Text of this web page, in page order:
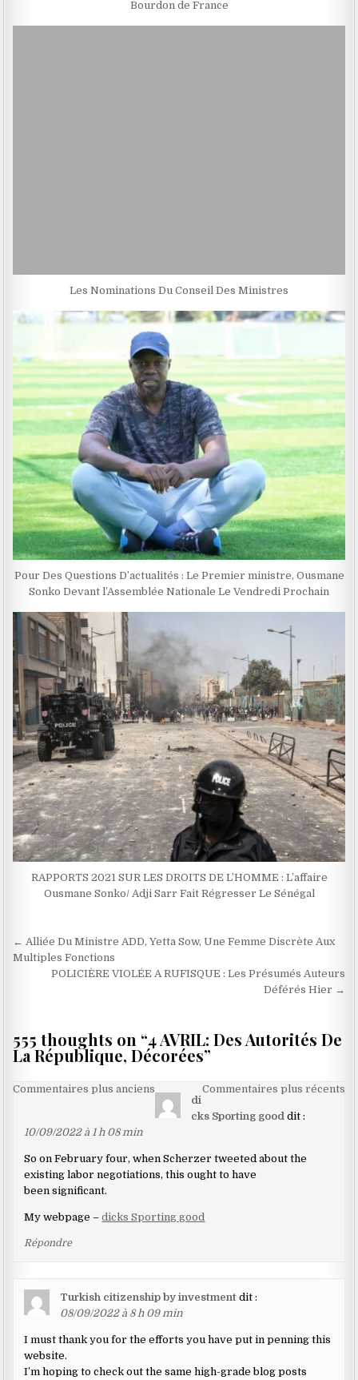
Bourdon de France
Les Nominations Du Conseil Des Ministres
Pour Des Questions D’actualités : Le Premier ministre, Ousmane
Sonko Devant l’Assemblée Nationale Le Vendredi Prochain
RAPPORTS 2021 SUR LES DROITS DE L’HOMME : L’affaire
Ousmane Sonko/ Adji Sarr Fait Régresser Le Sénégal
Navigation
de
← Alliée Du Ministre ADD, Yetta Sow, Une Femme Discrète Aux
Multiples Fonctions
POLICIÈRE VIOLÉE A RUFISQUE : Les Présumés Auteurs
Déférés Hier →
555 thoughts on “4 AVRIL: Des Autorités De
La République, Décorées”
Navigation
les
commentaires
Commentaires plus anciens
Commentaires plus récents
di
cks Sporting good dit :
10/09/2022 à 1 h 08 min
So on February four, when Scherzer tweeted about the
existing labor negotiations, this ought to have
been significant.
My webpage –dicks Sporting good
Répondre
Turkish citizenship by investment dit :
08/09/2022 à 8 h 09 min
I must thank you for the efforts you have put in penning this
website.
I’m hoping to check out the same high-grade blog posts